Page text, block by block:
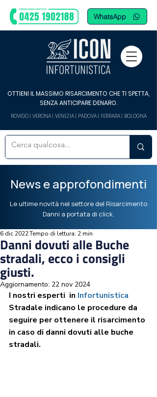
WhatsApp
OTTIENI IL MASSIMO RISARCIMENTO CHE TI SPETTA,
SENZA ANTICIPARE DENARO.
ROVIGO | VERONA | VENEZIA | PADOVA | FERRARA | BOLOGNA
News e approfondimenti
Le ultime novità nel settore del Risarcimento
Danni a portata di click.
Danni dovuti alle Buche
stradali, ecco i consigli
giusti.
6 dic 2022Tempo di lettura: 2 min
Aggiornamento: 22 nov 2024
I nostri esperti  in Infortunistica
Stradale indicano le procedure da
seguire per ottenere il risarcimento
in caso di danni dovuti alle buche
stradali.